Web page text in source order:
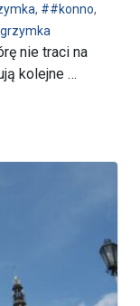
, ##konno,
nie traci na
kolejne …